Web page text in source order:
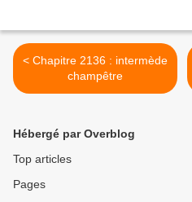
< Chapitre 2136 : intermède
champêtre
Hébergé par Overblog
Top articles
Pages